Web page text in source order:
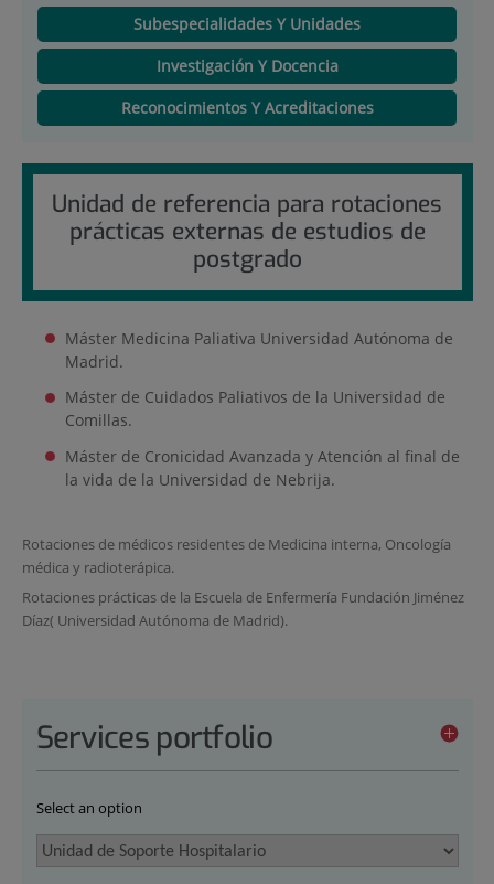
Subespecialidades Y Unidades
Investigación Y Docencia
Reconocimientos Y Acreditaciones
Unidad de referencia para rotaciones
prácticas externas de estudios de
postgrado
Máster Medicina Paliativa Universidad Autónoma de
Madrid.
Máster de Cuidados Paliativos de la Universidad de
Comillas.
Máster de Cronicidad Avanzada y Atención al final de
la vida de la Universidad de Nebrija.
Rotaciones de médicos residentes de Medicina interna, Oncología
médica y radioterápica.
Rotaciones prácticas de la Escuela de Enfermería Fundación Jiménez
Díaz( Universidad Autónoma de Madrid).
Services portfolio
Select an option